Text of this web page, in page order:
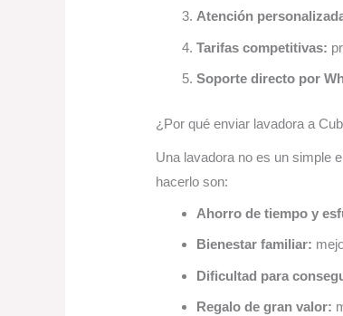
Atención
Tarifas competitivas:
Soporte directo por
¿Por qué enviar lavadora a
Una lavadora no es un simple
hacerlo son:
Ahorro de tiempo y
Bienestar familiar:
Dificultad para
Regalo de gran valor: